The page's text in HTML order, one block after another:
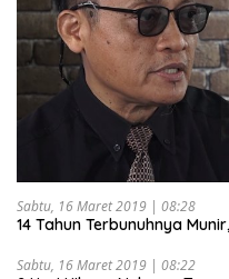
Sabtu, 16 Maret 2019 | 08:28
14 Tahun Terbunuhnya
Sabtu, 16 Maret 2019 | 08:22